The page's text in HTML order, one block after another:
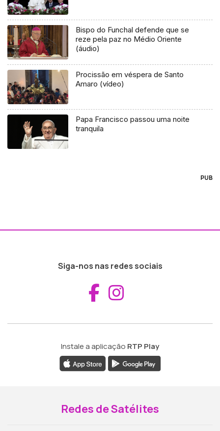
Bispo do Funchal defende que se
reze pela paz no Médio Oriente
(áudio)
Procissão em véspera de Santo
Amaro (vídeo)
Papa Francisco passou uma noite
tranquila
PUB
Siga-nos nas redes sociais
Aceder ao
Instale a aplicação RTP Play
Redes de Satélites